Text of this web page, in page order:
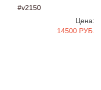
#v2150
Цена:
14500 РУБ.